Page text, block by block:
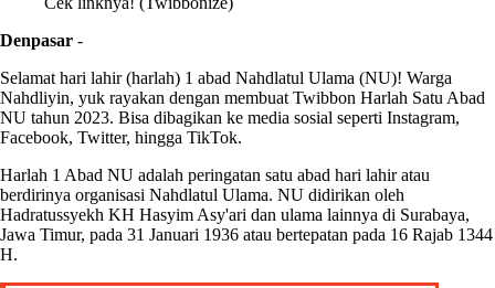
Denpasar -
Selamat hari lahir (harlah) 1 abad Nahdlatul Ulama (NU)! Warga
Nahdliyin, yuk rayakan dengan membuat Twibbon Harlah Satu Abad
NU tahun 2023. Bisa dibagikan ke media sosial seperti Instagram,
Facebook, Twitter, hingga TikTok.
Harlah 1 Abad NU adalah peringatan satu abad hari lahir atau
berdirinya organisasi Nahdlatul Ulama. NU didirikan oleh
Hadratussyekh KH Hasyim Asy'ari dan ulama lainnya di Surabaya,
Jawa Timur, pada 31 Januari 1936 atau bertepatan pada 16 Rajab 1344
H.